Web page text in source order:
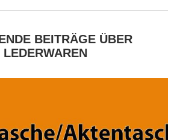
BEITRÄGE ÜBER
LEDERWAREN